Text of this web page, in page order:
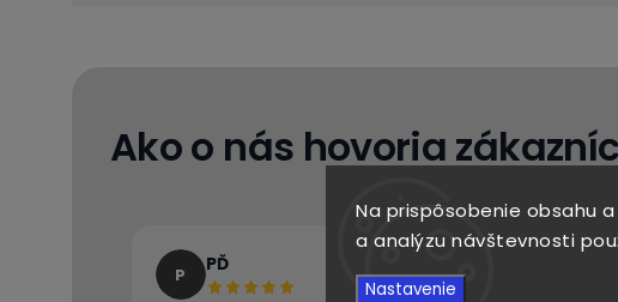
Na prispôsobenie obsahu
a analýzu návštevnosti
Nastavenie
Ako o nás hovoria
P PĎ